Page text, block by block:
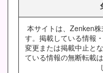
本サイトは、Zenken
す。掲載している情報
変更または掲載中止と
ている情報の無断転載